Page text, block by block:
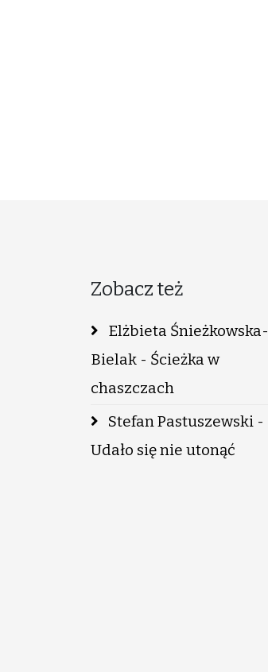
Zobacz też
Elżbieta Śnieżkowska-
Bielak - Ścieżka w
chaszczach
Stefan Pastuszewski -
Udało się nie utonąć